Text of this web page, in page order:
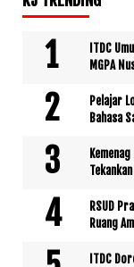
ITDC
MGPA
Pelajar
Bahasa
RSUD
Ruang
ITDC